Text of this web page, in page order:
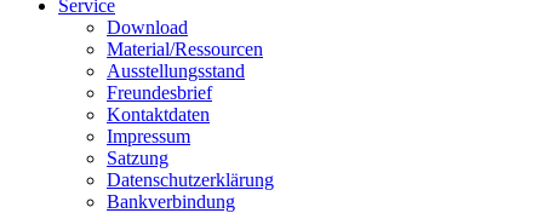
Service
Download
Material/Ressourcen
Ausstellungsstand
Freundesbrief
Kontaktdaten
Impressum
Satzung
Datenschutzerklärung
Bankverbindung